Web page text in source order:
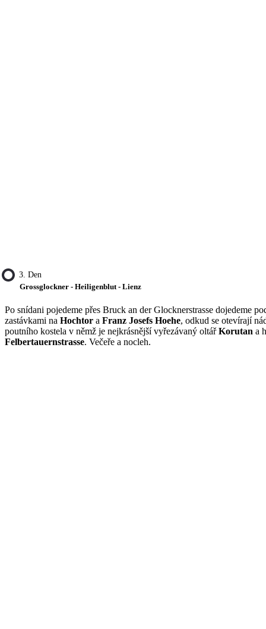
3. Den
Grossglockner - Heiligenblut - Lienz
Po snídani pojedeme přes Bruck an der Glocknerstrasse dojedeme
zastávkami na Hochtor a Franz Josefs Hoehe, odkud se otevírají
poutního kostela v němž je nejkrásnější vyřezávaný oltářKorutan a
Felbertauernstrasse. Večeře a nocleh.